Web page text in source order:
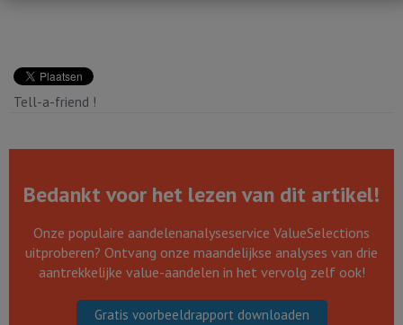
Tell-a-friend !
Bedankt voor het lezen van dit artikel!
Onze populaire aandelenanalyseservice ValueSelections
uitproberen? Ontvang onze maandelijkse analyses van drie
aantrekkelijke value-aandelen in het vervolg zelf ook!
Gratis voorbeeldrapport downloaden